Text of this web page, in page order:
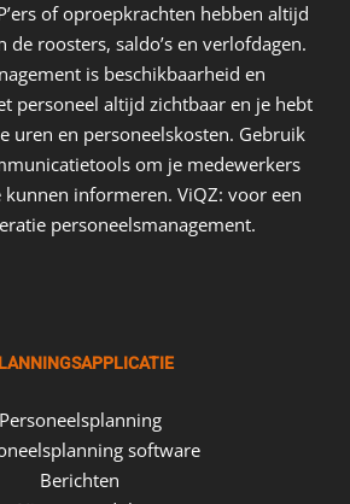
of oproepkrachten hebben altijd
de roosters, saldo’s en verlofdagen.
is beschikbaarheid en
personeel altijd zichtbaar en je hebt
uren en personeelskosten. Gebruik
om je medewerkers
informeren. ViQZ: voor een
personeelsmanagement.
Personeelsplanning
software
Berichten